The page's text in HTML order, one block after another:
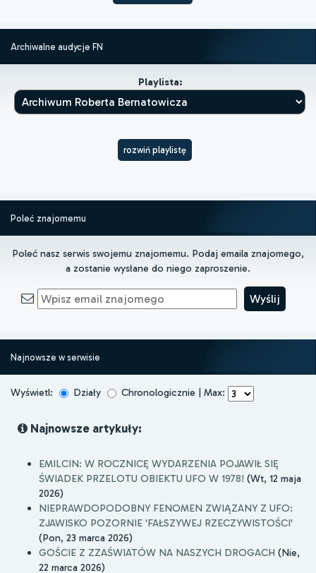
Archiwalne audycje FN
Playlista:
rozwiń playlistę
Poleć znajomemu
Poleć nasz serwis swojemu znajomemu. Podaj emaila znajomego,
a zostanie wysłane do niego zaproszenie.
Najnowsze w serwisie
Wyświetl: Działy Chronologicznie | Max:
Najnowsze artykuły:
EMILCIN: W ROCZNICĘ WYDARZENIA POJAWIŁ SIĘ
ŚWIADEK PRZELOTU OBIEKTU UFO W 1978! (Wt, 12 maja
2026)
NIEPRAWDOPODOBNY FENOMEN ZWIĄZANY Z UFO:
ZJAWISKO POZORNIE 'FAŁSZYWEJ RZECZYWISTOŚCI'
(Pon, 23 marca 2026)
GOŚCIE Z ZZAŚWIATÓW NA NASZYCH DROGACH (Nie,
22 marca 2026)